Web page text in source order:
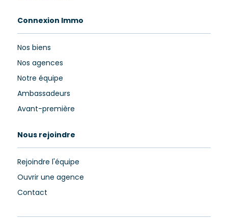
Connexion Immo
Nos biens
Nos agences
Notre équipe
Ambassadeurs
Avant-première
Nous rejoindre
Rejoindre l'équipe
Ouvrir une agence
Contact